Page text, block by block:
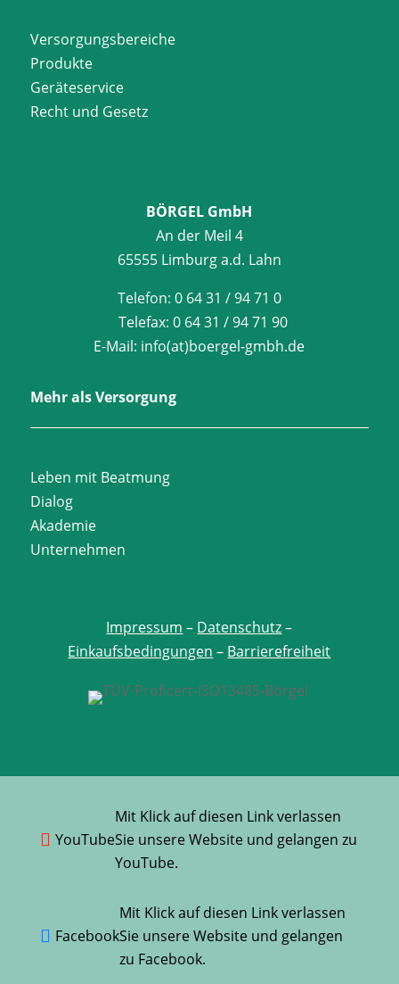
Versorgungsbereiche
Produkte
Geräteservice
Recht und Gesetz
BÖRGEL GmbH
An der Meil 4
65555 Limburg a.d. Lahn
Telefon: 0 64 31 / 94 71 0
Telefax: 0 64 31 / 94 71 90
E-Mail: info(at)boergel-gmbh.de
Mehr als Versorgung
Leben mit Beatmung
Dialog
Akademie
Unternehmen
Impressum – Datenschutz–
Einkaufsbedingungen – Barrierefreiheit
 YouTube
Mit Klick auf diesen Link verlassen
Sie unsere Website und gelangen zu
YouTube.
 Facebook
Mit Klick auf diesen Link verlassen
Sie unsere Website und gelangen
zu Facebook.